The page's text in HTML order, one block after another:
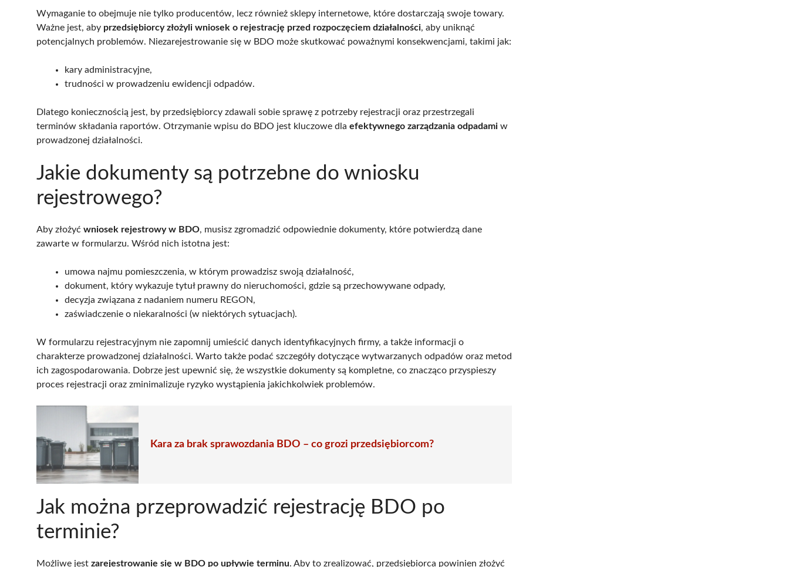
Wymaganie to obejmuje nie tylko producentów, lecz również sklepy internetowe, które dostarczają swoje towary.
Ważne jest, aby przedsiębiorcy złożyli wniosek o rejestrację przed rozpoczęciem działalności, aby uniknąć
potencjalnych problemów. Niezarejestrowanie się w BDO może skutkować poważnymi konsekwencjami, takimi jak:
kary administracyjne,
trudności w prowadzeniu ewidencji odpadów.
Dlatego koniecznością jest, by przedsiębiorcy zdawali sobie sprawę z potrzeby rejestracji oraz przestrzegali
terminów składania raportów. Otrzymanie wpisu do BDO jest kluczowe dla efektywnego zarządzania odpadami w
prowadzonej działalności.
Jakie dokumenty są potrzebne do wniosku
rejestrowego?
Aby złożyć wniosek rejestrowy w BDO, musisz zgromadzić odpowiednie dokumenty, które potwierdzą dane
zawarte w formularzu. Wśród nich istotna jest:
umowa najmu pomieszczenia, w którym prowadzisz swoją działalność,
dokument, który wykazuje tytuł prawny do nieruchomości, gdzie są przechowywane odpady,
decyzja związana z nadaniem numeru REGON,
zaświadczenie o niekaralności (w niektórych sytuacjach).
W formularzu rejestracyjnym nie zapomnij umieścić danych identyfikacyjnych firmy, a także informacji o
charakterze prowadzonej działalności. Warto także podać szczegóły dotyczące wytwarzanych odpadów oraz metod
ich zagospodarowania. Dobrze jest upewnić się, że wszystkie dokumenty są kompletne, co znacząco przyspieszy
proces rejestracji oraz zminimalizuje ryzyko wystąpienia jakichkolwiek problemów.
Kara za brak sprawozdania BDO – co grozi przedsiębiorcom?
Jak można przeprowadzić rejestrację BDO po
terminie?
Możliwe jest zarejestrowanie się w BDO po upływie terminu. Aby to zrealizować, przedsiębiorca powinien złożyć